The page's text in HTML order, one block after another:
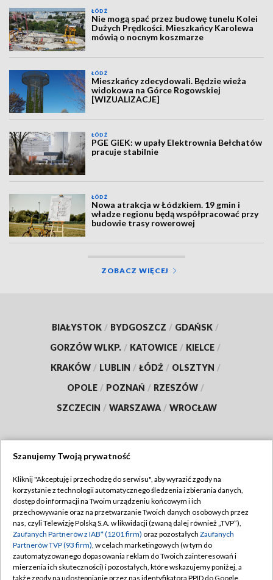
ŁÓDŹ
Nie mogą spać przez budowę tunelu Kolei
Dużych Prędkości. Mieszkańcy Karolewa
mówią o nocnym koszmarze
ŁÓDŹ
Mieszkańcy zdecydowali. Będzie wieża
widokowa na Górce Rogowskiej
[WIZUALIZACJE]
ŁÓDŹ
PGE GiEK: w upały Elektrownia Bełchatów
pracuje stabilnie
ŁÓDŹ
Nowa atrakcja w Łódzkiem. 19 gmin i
władze regionu będą współpracować przy
budowie trasy rowerowej
ZOBACZ WIĘCEJ
BIAŁYSTOK / BYDGOSZCZ / GDAŃSK /
GORZÓW WLKP. / KATOWICE / KIELCE /
KRAKÓW / LUBLIN / ŁÓDŹ / OLSZTYN /
OPOLE / POZNAŃ / RZESZÓW /
SZCZECIN / WARSZAWA / WROCŁAW
TVP
Abonament TVP
Emisja w TVP
Centrum informacji TVP
Naziemna Telewizja Cyfrowa
Regulamin TVP
Polityka prywatności
Moje zgody
Pomoc
Szanujemy Twoją prywatność
Kliknij "Akceptuję i przechodzę do serwisu", aby wyrazić zgody na
korzystanie z technologii automatycznego śledzenia i zbierania danych,
dostęp do informacji na Twoim urządzeniu końcowym i ich
przechowywanie oraz na przetwarzanie Twoich danych osobowych przez
nas, czyli Telewizję Polską S.A. w likwidacji (zwaną dalej również „TVP”),
Zaufanych Partnerów z IAB* (1201 firm) oraz pozostałych Zaufanych
Partnerów TVP (93 firm), w celach marketingowych (w tym do
zautomatyzowanego dopasowania reklam do Twoich zainteresowań i
mierzenia ich skuteczności) i pozostałych, które wskazujemy poniżej, a
także zgody na udostępnianie przez nas identyfikatora PPID do Google.